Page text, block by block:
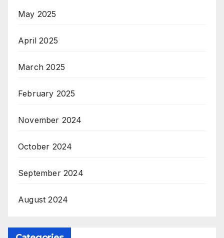
May 2025
April 2025
March 2025
February 2025
November 2024
October 2024
September 2024
August 2024